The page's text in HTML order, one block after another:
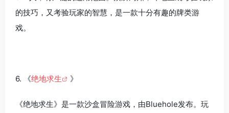
的技巧，又考验玩家的智慧，是一款十分有趣的牌类游
戏。
6. 《绝地求生 》
《绝地求生》是一款沙盒冒险游戏，由Bluehole发布。玩